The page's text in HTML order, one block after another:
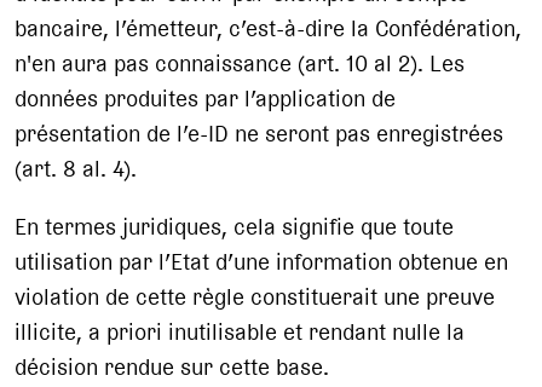
bancaire, l’émetteur, c’est-à-dire la Confédération,
n'en aura pas connaissance (art. 10 al 2). Les
données produites par l’application de
présentation de l’e-ID ne seront pas enregistrées
(art. 8 al. 4).
En termes juridiques, cela signifie que toute
utilisation par l’Etat d’une information obtenue en
violation de cette règle constituerait une preuve
illicite, a priori inutilisable et rendant nulle la
décision rendue sur cette base.